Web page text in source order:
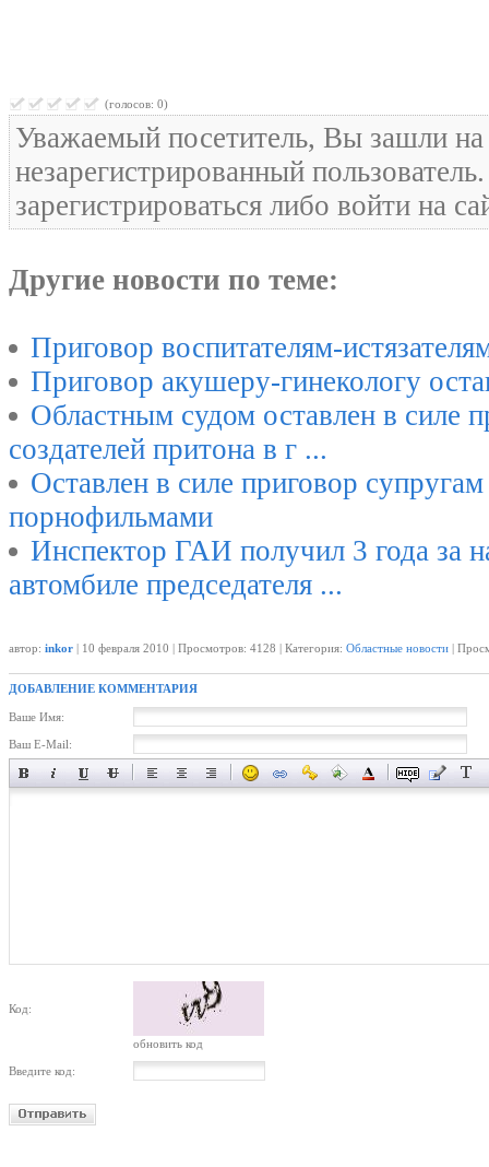
(голосов: 0)
Уважаемый посетитель, Вы зашли на
незарегистрированный
зарегистрироваться либо войти на
Другие новости по теме:
Приговор воспитателям-
Приговор акушеру-гинекологу
Областным судом оставлен в силе
создателей притона в г ...
Оставлен в силе приговор
порнофильмами
Инспектор ГАИ получил 3 года за
автомбиле председателя ...
автор: inkor | 10 февраля 2010 | Просмотров: 4128 | Категория: Областные новости |
ДОБАВЛЕНИЕ КОММЕНТАРИЯ
Ваше Имя:
Ваш E-Mail:
Код:
обновить код
Введите код: